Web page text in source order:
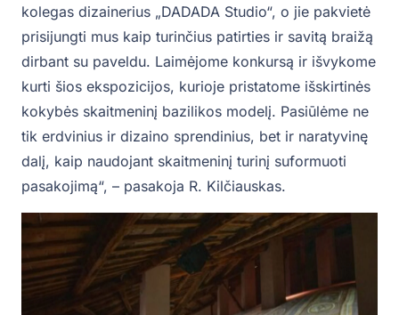
kolegas dizainerius „DADADA Studio“, o jie pakvietė
prisijungti mus kaip turinčius patirties ir savitą braižą
dirbant su paveldu. Laimėjome konkursą ir išvykome
kurti šios ekspozicijos, kurioje pristatome išskirtinės
kokybės skaitmeninį bazilikos modelį. Pasiūlėme ne
tik erdvinius ir dizaino sprendinius, bet ir naratyvinę
dalį, kaip naudojant skaitmeninį turinį suformuoti
pasakojimą“, – pasakoja R. Kilčiauskas.